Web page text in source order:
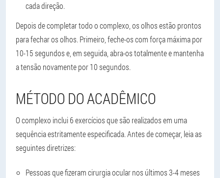
cada direção.
Depois de completar todo o complexo, os olhos estão prontos
para fechar os olhos. Primeiro, feche-os com força máxima por
10-15 segundos e, em seguida, abra-os totalmente e mantenha
a tensão novamente por 10 segundos.
MÉTODO DO ACADÊMICO
O complexo inclui 6 exercícios que são realizados em uma
sequência estritamente especificada. Antes de começar, leia as
seguintes diretrizes:
Pessoas que fizeram cirurgia ocular nos últimos 3-4 meses